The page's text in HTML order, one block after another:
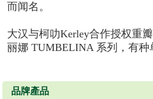
而闻名。
大汉与柯叻Kerley合作授权重
丽娜 TUMBELINA 系列，有种
品牌產品